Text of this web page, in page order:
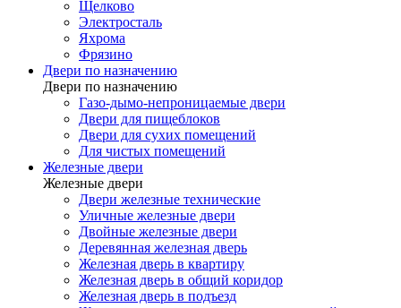
Щелково
Электросталь
Яхрома
Фрязино
Двери по назначению
Двери по назначению
Газо-дымо-непроницаемые двери
Двери для пищеблоков
Двери для сухих помещений
Для чистых помещений
Железные двери
Железные двери
Двери железные технические
Уличные железные двери
Двойные железные двери
Деревянная железная дверь
Железная дверь в квартиру
Железная дверь в общий коридор
Железная дверь в подъезд